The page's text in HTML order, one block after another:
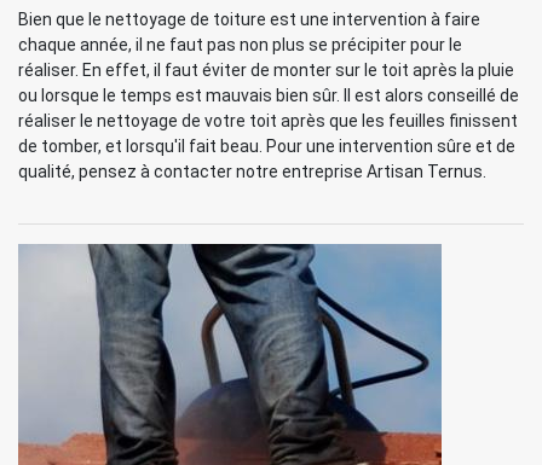
Bien que le nettoyage de toiture est une intervention à faire
chaque année, il ne faut pas non plus se précipiter pour le
réaliser. En effet, il faut éviter de monter sur le toit après la pluie
ou lorsque le temps est mauvais bien sûr. Il est alors conseillé de
réaliser le nettoyage de votre toit après que les feuilles finissent
de tomber, et lorsqu'il fait beau. Pour une intervention sûre et de
qualité, pensez à contacter notre entreprise Artisan Ternus.